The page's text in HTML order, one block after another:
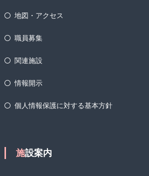
地図・アクセス
職員募集
関連施設
情報開示
個人情報保護に対する基本方針
施設案内